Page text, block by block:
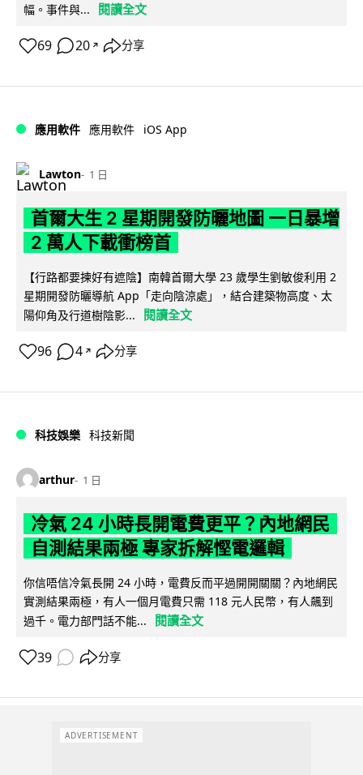
幅。事件與...
閱讀全文
69 20 ↗ 分享
應用軟件 應用軟件 iOS App
Lawton 1 日
首爾大生 2 星期開發防曬地圖 一日暴增
2 萬人下載衝榜首
【行路都要揀好有遮陰】南韓首爾大學 23 歲學生劉敏俊利用 2
星期開發防曬導航 App「走向陰涼處」，結合建築物高度、太
陽仰角及行道樹陰影...
閱讀全文
96 4 ↗ 分享
科技娛樂 科技新聞
arthur 1 日
冷氣 24 小時長開電費更平？內地網民
自測結果兩極 專家拆解慳電邏輯
你信唔信冷氣長開 24 小時，電費反而平過開開關關？內地網民
實測結果兩極，有人一個月電費只需 118 元人民幣，有人飆到
過千。電力部門話不能...
閱讀全文
39 分享
ADVERTISEMENT